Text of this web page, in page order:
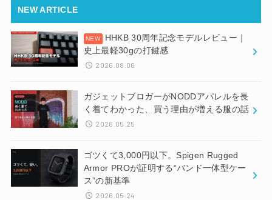
NEW ARTICLE
HHKB 30周年記念モデルレビュー｜
史上最軽30gの打鍵感
2026.08.06
ガジェットブロガーがNODDアパレルを長
く着てわかった、買う理由が増える服の話
2026.05.25
ゴツくて3,000円以下。Spigen Rugged
Armor PROが証明する“バンド一体型ケー
ス”の新基準
2026.05.24